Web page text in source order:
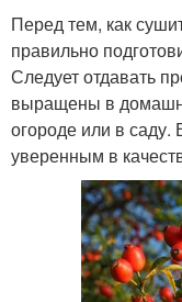
Перед тем, как
правильно
Следует отдавать
выращены в
огороде или в
уверенным в